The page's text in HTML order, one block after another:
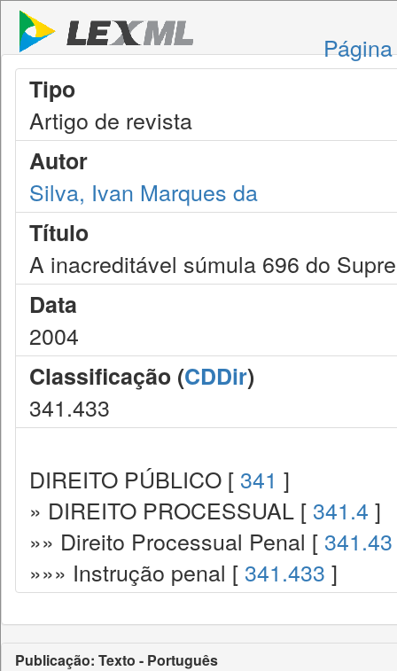
Tipo
Artigo de revista
Autor
Silva, Ivan Marques da
Título
A inacreditável súmula 696 do
Data
2004
Classificação (CDDir)
341.433
DIREITO PÚBLICO [ 341 ]
» DIREITO PROCESSUAL [ 341.4 ]
»» Direito Processual Penal [ 341.43
»»» Instrução penal [ 341.433 ]
Publicação: Texto - Português